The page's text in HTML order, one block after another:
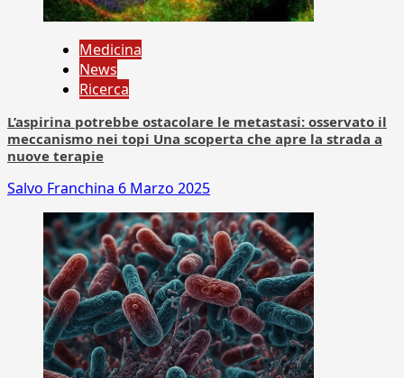
Medicina
News
Ricerca
L’aspirina potrebbe ostacolare le metastasi: osservato il
meccanismo nei topi Una scoperta che apre la strada a
nuove terapie
Salvo Franchina 6 Marzo 2025